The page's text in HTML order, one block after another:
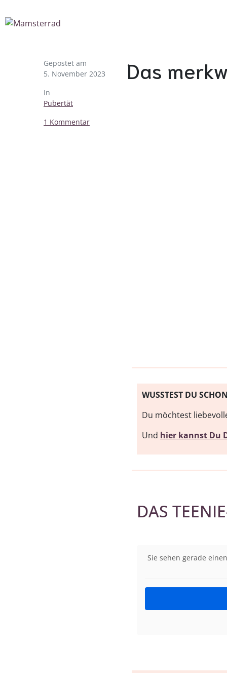
Gepostet am
5. November 2023
In
Pubertät
1 Kommentar
Das
WUSSTEST DU
Du möchtest
Und hier kannst Du
DAS
Sie sehen gerade